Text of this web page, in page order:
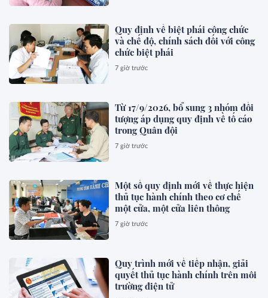
Quy định về biệt phái công chức
và chế độ, chính sách đối với công
chức biệt phái
7 giờ trước
Từ 17/9/2026, bổ sung 3 nhóm đối
tượng áp dụng quy định về tố cáo
trong Quân đội
7 giờ trước
Một số quy định mới về thực hiện
thủ tục hành chính theo cơ chế
một cửa, một cửa liên thông
7 giờ trước
Quy trình mới về tiếp nhận, giải
quyết thủ tục hành chính trên môi
trường điện tử